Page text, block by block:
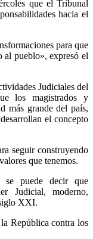
que el Tribunal
hacia el
para que
al pueblo», expresó el
Judiciales del
los magistrados y
más grande del país,
el concepto
seguir construyendo
que tenemos.
se puede decir que
Judicial, moderno,
XXI.
República contra los